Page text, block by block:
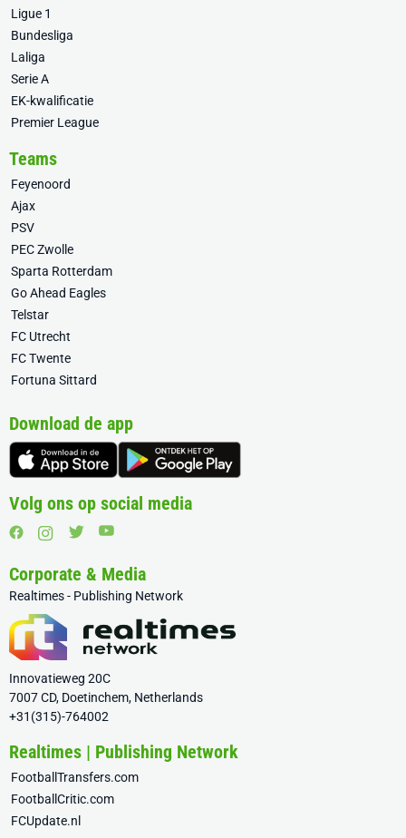
Ligue 1
Bundesliga
Laliga
Serie A
EK-kwalificatie
Premier League
Teams
Feyenoord
Ajax
PSV
PEC Zwolle
Sparta Rotterdam
Go Ahead Eagles
Telstar
FC Utrecht
FC Twente
Fortuna Sittard
Download de app
Volg ons op social media
Corporate & Media
Realtimes - Publishing Network
Innovatieweg 20C
7007 CD, Doetinchem, Netherlands
+31(315)-764002
Realtimes | Publishing Network
FootballTransfers.com
FootballCritic.com
FCUpdate.nl